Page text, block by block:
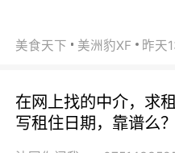
美食天下 美洲豹XF 昨天
在网上找的中介，求
写租住日期，靠谱么？